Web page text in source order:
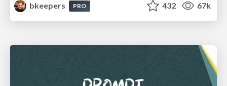
bkeepers
PRO 432 67k